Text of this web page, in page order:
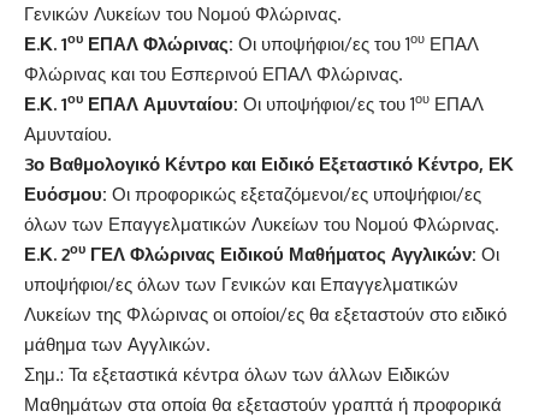
Γενικών Λυκείων του Νομού Φλώρινας.
Ε.Κ. 1ου ΕΠΑΛ Φλώρινας: Οι υποψήφιοι/ες του 1ου ΕΠΑΛ
Φλώρινας και του Εσπερινού ΕΠΑΛ Φλώρινας.
Ε.Κ. 1ου ΕΠΑΛ Αμυνταίου: Οι υποψήφιοι/ες του 1ου ΕΠΑΛ
Αμυνταίου.
3ο Βαθμολογικό Κέντρο και Ειδικό Εξεταστικό Κέντρο, ΕΚ
Ευόσμου: Οι προφορικώς εξεταζόμενοι/ες υποψήφιοι/ες
όλων των Επαγγελματικών Λυκείων του Νομού Φλώρινας.
Ε.Κ. 2ου ΓΕΛ Φλώρινας Ειδικού Μαθήματος Αγγλικών: Οι
υποψήφιοι/ες όλων των Γενικών και Επαγγελματικών
Λυκείων της Φλώρινας οι οποίοι/ες θα εξεταστούν στο ειδικό
μάθημα των Αγγλικών.
Σημ.: Τα εξεταστικά κέντρα όλων των άλλων Ειδικών
Μαθημάτων στα οποία θα εξεταστούν γραπτά ή προφορικά